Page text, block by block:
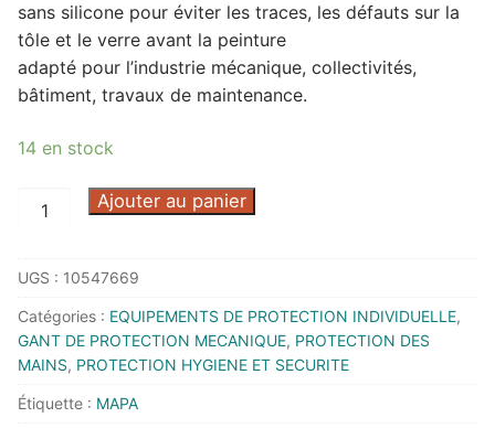
sans silicone pour éviter les traces, les défauts sur la
tôle et le verre avant la peinture
adapté pour l’industrie mécanique, collectivités,
bâtiment, travaux de maintenance.
14 en stock
quantité
ULTRANE
553
T7
-
34553087
Ajouter au panier
UGS : 10547669
Catégories : EQUIPEMENTS DE PROTECTION INDIVIDUELLE,
GANT DE PROTECTION MECANIQUE, PROTECTION DES
MAINS, PROTECTION HYGIENE ET SECURITE
Étiquette : MAPA